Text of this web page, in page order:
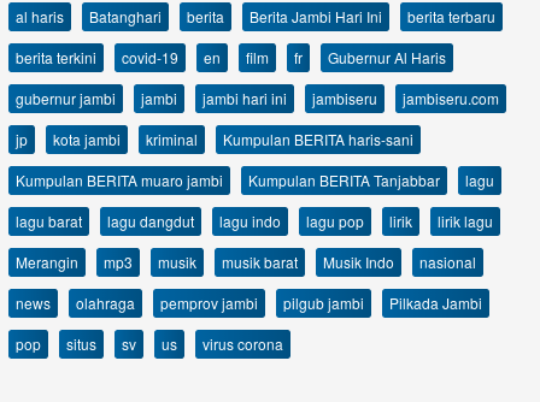
al haris Batanghari berita Berita Jambi Hari Ini
berita terbaru
berita terkini
covid-19 en film fr
Gubernur Al Haris
gubernur jambi
jambi jambi hari ini jambiseru
jambiseru.com
jp
kota jambi kriminal
Kumpulan BERITA haris-sani
Kumpulan BERITA muaro jambi
Kumpulan BERITA Tanjabbar
lagu
lagu barat
lagu dangdut lagu indo lagu pop lirik
lirik lagu
Merangin
mp3 musik musik barat Musik Indo
nasional
news
olahraga pemprov jambi pilgub jambi
Pilkada Jambi
pop
situs sv us virus corona